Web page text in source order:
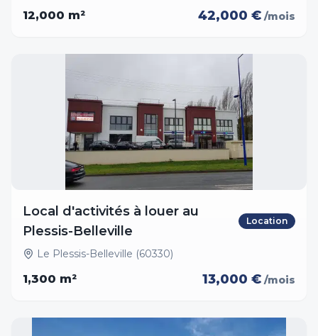
12,000 m² 42,000 € /mois
Local d'activités à louer au
Plessis-Belleville
Location
Le Plessis-Belleville (60330)
1,300 m² 13,000 € /mois